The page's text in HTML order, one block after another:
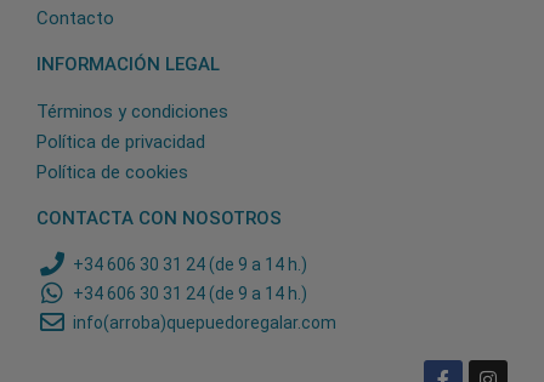
Contacto
INFORMACIÓN LEGAL
Términos y condiciones
Política de privacidad
Política de cookies
CONTACTA CON NOSOTROS
+34 606 30 31 24 (de 9 a 14 h.)
+34 606 30 31 24 (de 9 a 14 h.)
info(arroba)quepuedoregalar.com